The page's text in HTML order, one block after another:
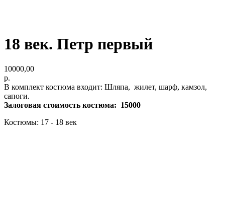
18 век. Петр первый
10000,00
р.
В комплект костюма входит: Шляпа, жилет, шарф, камзол,
сапоги.
Залоговая стоимость костюма: 15000
Костюмы: 17 - 18 век